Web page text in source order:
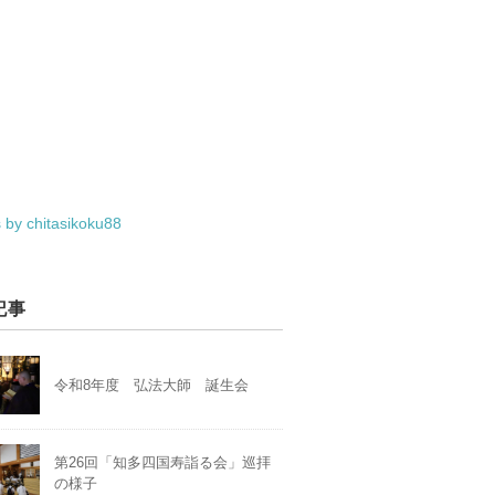
by chitasikoku88
事
令和8年度 弘法大師 誕生会
第26回「知多四国寿詣る会」巡拝
の様子